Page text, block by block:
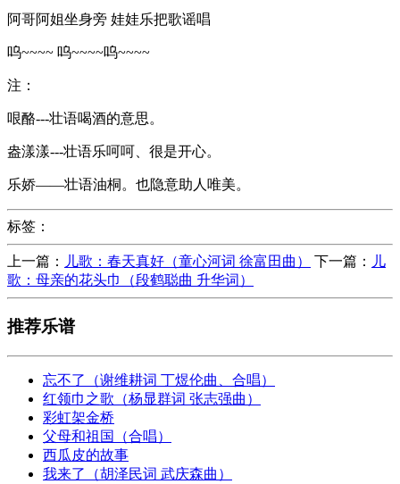
阿哥阿姐坐身旁 娃娃乐把歌谣唱
呜~~~~ 呜~~~~呜~~~~
注：
哏酪---壮语喝酒的意思。
盎漾漾---壮语乐呵呵、很是开心。
乐娇——壮语油桐。也隐意助人唯美。
标签：
上一篇： 儿歌：春天真好（童心河词 徐富田曲） 下一篇：
儿
歌：母亲的花头巾（段鹤聪曲 升华词）
推荐乐谱
忘不了（谢维耕词 丁煜伦曲、合唱）
红领巾之歌（杨显群词 张志强曲）
彩虹架金桥
父母和祖国（合唱）
西瓜皮的故事
我来了（胡泽民词 武庆森曲）